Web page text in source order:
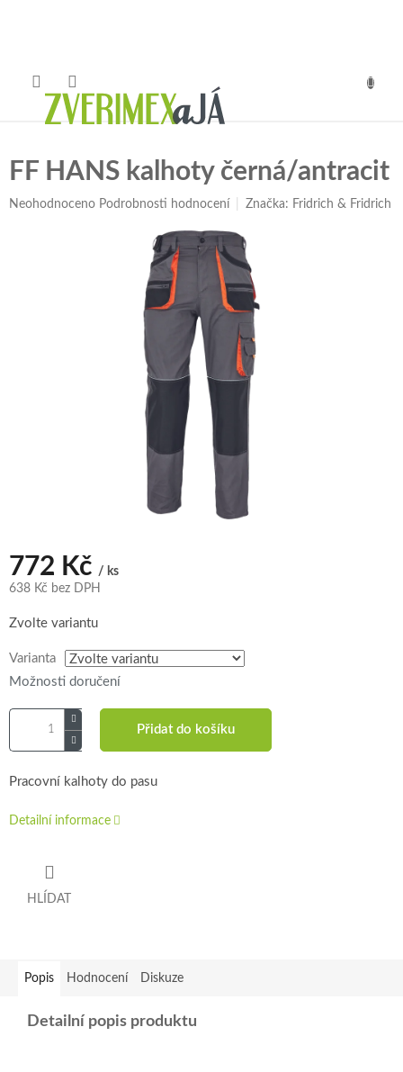
FF HANS kalhoty černá/antracit
Průměrné
Neohodnoceno Podrobnosti hodnocení Značka: Fridrich & Fridrich
772 Kč / ks
638 Kč bez DPH
cena:
Zvolte variantu
Varianta
Možnosti doručení
Přidat do košíku
Pracovní kalhoty do pasu
Detailní informace
HLÍDAT
Popis Hodnocení Diskuze
Detailní popis produktu